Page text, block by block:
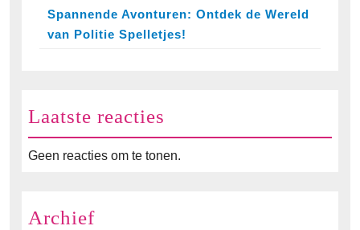
Spannende Avonturen: Ontdek de Wereld
van Politie Spelletjes!
Laatste reacties
Geen reacties om te tonen.
Archief